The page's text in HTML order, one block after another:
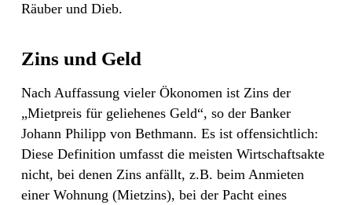
Räuber und Dieb.
Zins und Geld
Nach Auffassung vieler Ökonomen ist Zins der
„Mietpreis für geliehenes Geld“, so der Banker
Johann Philipp von Bethmann. Es ist offensichtlich:
Diese Definition umfasst die meisten Wirtschaftsakte
nicht, bei denen Zins anfällt, z.B. beim Anmieten
einer Wohnung (Mietzins), bei der Pacht eines